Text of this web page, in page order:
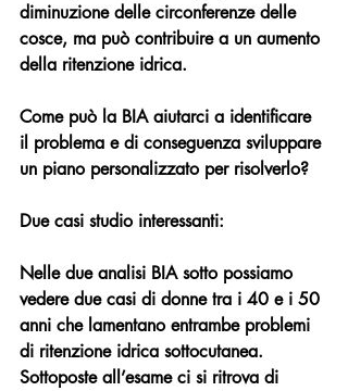
diminuzione delle circonferenze delle
cosce, ma può contribuire a un aumento
della ritenzione idrica.
Come può la BIA aiutarci a identificare
il problema e di conseguenza sviluppare
un piano personalizzato per risolverlo?
Due casi studio interessanti:
Nelle due analisi BIA sotto possiamo
vedere due casi di donne tra i 40 e i 50
anni che lamentano entrambe problemi
di ritenzione idrica sottocutanea.
Sottoposte all’esame ci si ritrova di